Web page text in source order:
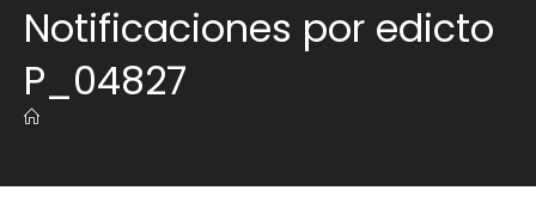
Notificaciones por edicto
P_04827